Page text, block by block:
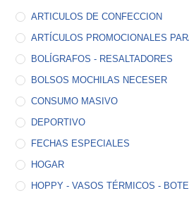
ARTICULOS DE CONFECCION
ARTÍCULOS PROMOCIONALES
BOLÍGRAFOS - RESALTADORES
BOLSOS MOCHILAS NECESER
CONSUMO MASIVO
DEPORTIVO
FECHAS ESPECIALES
HOGAR
HOPPY - VASOS TÉRMICOS -